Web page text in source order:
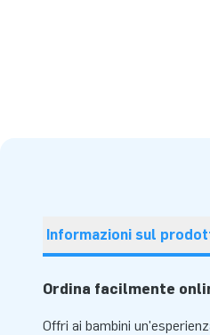
Informazioni sul
Ordina facilmente
Offri ai bambini